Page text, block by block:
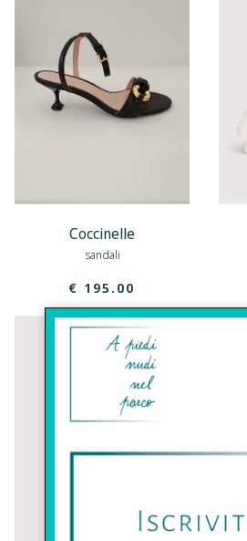
Coccinelle
sandali
€ 195.00